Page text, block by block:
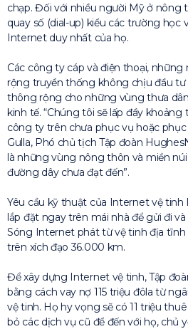
chạp. Đối với nhiều người Mỹ ở nông
quay số (dial-up) kiểu các trường học
Internet duy nhất của họ.
Các công ty cáp và điện thoại,
rộng truyền thống không chịu đầu
thông rộng cho những vùng thưa
kinh tế. “Chúng tôi sẽ lấp đầy
công ty trên chưa phục vụ hoặc
Gulla, Phó chủ tịch Tập đoàn
là những vùng nông thôn và miền núi
đường dây chưa đạt đến”.
Yêu cầu kỹ thuật của Internet vệ
lắp đặt ngay trên mái nhà để gửi đi
Sóng Internet phát từ vệ tinh địa tĩnh
trên xích đạo 36.000 km.
Để xây dựng Internet vệ tinh, Tập
bằng cách vay nợ 115 triệu đôla từ
vệ tinh. Họ hy vọng sẽ có 11 triệu
bỏ các dịch vụ cũ để đến với họ, chủ